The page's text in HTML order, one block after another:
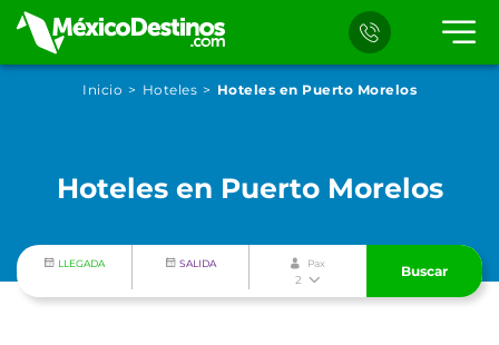
Inicio Hoteles Hoteles en Puerto Morelos
Hoteles en Puerto Morelos
LLEGADA SALIDA Pax
2
Buscar